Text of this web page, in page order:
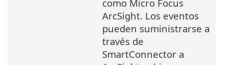
como Micro Focus
ArcSight. Los eventos
pueden suministrarse a
través de
SmartConnector a